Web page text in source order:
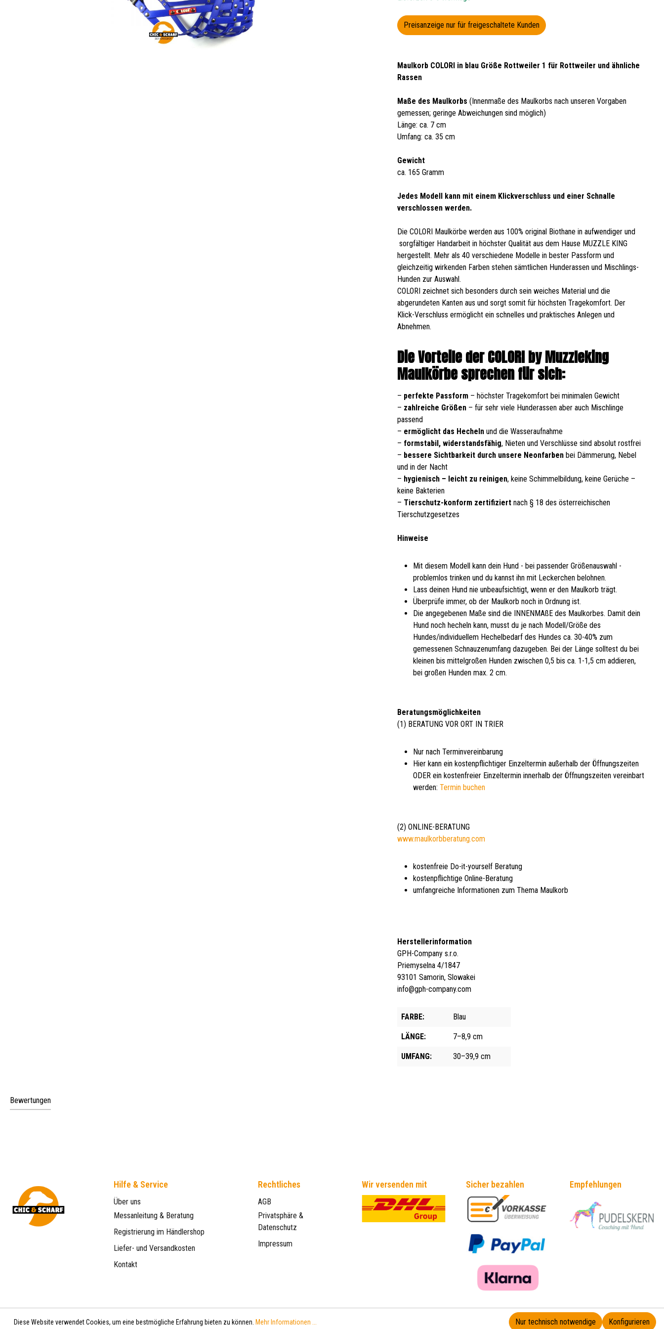
Preisanzeige nur für freigeschaltete Kunden
Maulkorb COLORI in blau Größe Rottweiler 1 für Rottweiler und ähnliche
Rassen
Maße des Maulkorbs (Innenmaße des Maulkorbs nach unseren Vorgaben
gemessen; geringe Abweichungen sind möglich)
Länge: ca. 7 cm
Umfang: ca. 35 cm
Gewicht
ca. 165 Gramm
Jedes Modell kann mit einem Klickverschluss und einer Schnalle
verschlossen werden.
Die COLORI Maulkörbe werden aus 100% original Biothane in aufwendiger und
sorgfältiger Handarbeit in höchster Qualität aus dem Hause MUZZLE KING
hergestellt. Mehr als 40 verschiedene Modelle in bester Passform und
gleichzeitig wirkenden Farben stehen sämtlichen Hunderassen und Mischlings-
Hunden zur Auswahl.
COLORI zeichnet sich besonders durch sein weiches Material und die
abgerundeten Kanten aus und sorgt somit für höchsten Tragekomfort. Der
Klick-Verschluss ermöglicht ein schnelles und praktisches Anlegen und
Abnehmen.
Die Vorteile der COLORI by Muzzleking
Maulkörbe sprechen für sich:
– perfekte Passform – höchster Tragekomfort bei minimalen Gewicht
– zahlreiche Größen – für sehr viele Hunderassen aber auch Mischlinge
passend
– ermöglicht das Hecheln und die Wasseraufnahme
– formstabil, widerstandsfähig, Nieten und Verschlüsse sind absolut rostfrei
– bessere Sichtbarkeit durch unsere Neonfarben bei Dämmerung, Nebel
und in der Nacht
– hygienisch – leicht zu reinigen, keine Schimmelbildung, keine Gerüche –
keine Bakterien
– Tierschutz-konform zertifiziert nach § 18 des österreichischen
Tierschutzgesetzes
Hinweise
Mit diesem Modell kann dein Hund - bei passender Größenauswahl -
problemlos trinken und du kannst ihn mit Leckerchen belohnen.
Lass deinen Hund nie unbeaufsichtigt, wenn er den Maulkorb trägt.
Überprüfe immer, ob der Maulkorb noch in Ordnung ist.
Die angegebenen Maße sind die INNENMAßE des Maulkorbes. Damit dein
Hund noch hecheln kann, musst du je nach Modell/Größe des
Hundes/individuellem Hechelbedarf des Hundes ca. 30-40% zum
gemessenen Schnauzenumfang dazugeben. Bei der Länge solltest du bei
kleinen bis mittelgroßen Hunden zwischen 0,5 bis ca. 1-1,5 cm addieren,
bei großen Hunden max. 2 cm.
Beratungsmöglichkeiten
(1) BERATUNG VOR ORT IN TRIER
Nur nach Terminvereinbarung
Hier kann ein kostenpflichtiger Einzeltermin außerhalb der Öffnungszeiten
ODER ein kostenfreier Einzeltermin innerhalb der Öffnungszeiten vereinbart
werden: Termin buchen
(2) ONLINE-BERATUNG
www.maulkorbberatung.com
kostenfreie Do-it-yourself Beratung
kostenpflichtige Online-Beratung
umfangreiche Informationen zum Thema Maulkorb
Herstellerinformation
GPH-Company s.r.o.
Priemyselna 4/1847
93101 Samorin, Slowakei
info@gph-company.com
FARBE: Blau
LÄNGE: 7–8,9 cm
UMFANG: 30–39,9 cm
Bewertungen
Hilfe & Service
Über uns
Messanleitung & Beratung
Registrierung im Händlershop
Liefer- und Versandkosten
Kontakt
Rechtliches
AGB
Privatsphäre &
Datenschutz
Impressum
Wir versenden mit Sicher bezahlen Empfehlungen
Diese Website verwendet Cookies, um eine bestmögliche Erfahrung bieten zu können. Mehr Informationen ... Nur technisch notwendige Konfigurieren